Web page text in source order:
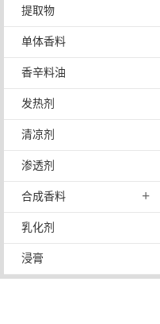
提取物
单体香料
香辛料油
发热剂
清凉剂
渗透剂
合成香料 +
乳化剂
浸膏